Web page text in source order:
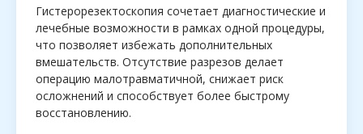
Гистерорезектоскопия сочетает диагностические и
лечебные возможности в рамках одной процедуры,
что позволяет избежать дополнительных
вмешательств. Отсутствие разрезов делает
операцию малотравматичной, снижает риск
осложнений и способствует более быстрому
восстановлению.